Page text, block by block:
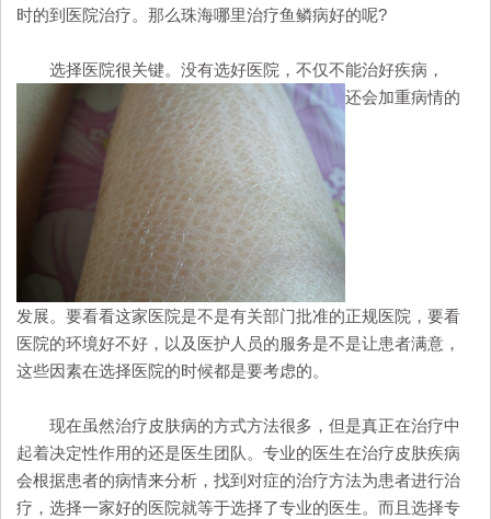
时的到医院治疗。那么珠海哪里治疗鱼鳞病好的呢?
选择医院很关键。没有选好医院，不仅不能治好疾病，
还会加重病情的
发展。要看看这家医院是不是有关部门批准的正规医院，要看
医院的环境好不好，以及医护人员的服务是不是让患者满意，
这些因素在选择医院的时候都是要考虑的。
现在虽然治疗皮肤病的方式方法很多，但是真正在治疗中
起着决定性作用的还是医生团队。专业的医生在治疗皮肤疾病
会根据患者的病情来分析，找到对症的治疗方法为患者进行治
疗，选择一家好的医院就等于选择了专业的医生。而且选择专